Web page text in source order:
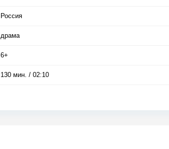
Россия
драма
6+
130 мин. / 02:10